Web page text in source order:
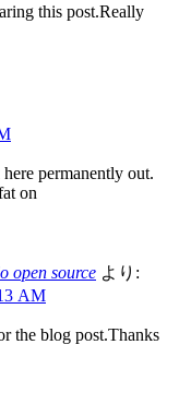
this post.Really
permanently out.
on
open source より:
AM
the blog post.Thanks